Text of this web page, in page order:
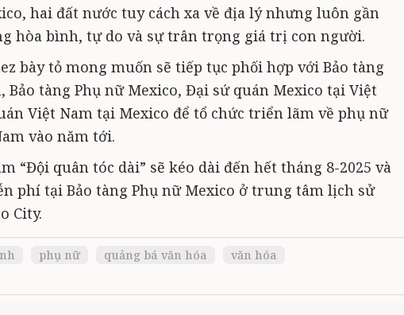
hai đất nước tuy cách xa về địa lý nhưng luôn gần
hòa bình, tự do và sự trân trọng giá trị con người.
bày tỏ mong muốn sẽ tiếp tục phối hợp với Bảo tàng
Bảo tàng Phụ nữ Mexico, Đại sứ quán Mexico tại Việt
Việt Nam tại Mexico để tổ chức triển lãm về phụ nữ
vào năm tới.
“Đội quân tóc dài” sẽ kéo dài đến hết tháng 8-2025 và
phí tại Bảo tàng Phụ nữ Mexico ở trung tâm lịch sử
City.
phụ nữ quảng bá văn hóa văn hóa